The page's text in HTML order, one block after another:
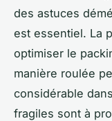
des astuces
est essentiel. La
optimiser le
manière roulée
considérable
fragiles sont à